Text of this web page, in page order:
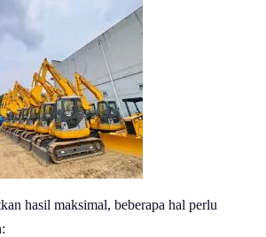
hasil maksimal, beberapa hal perlu